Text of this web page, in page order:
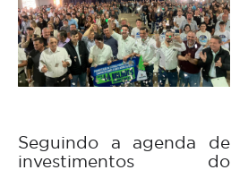
Seguindo a agenda de
investimentos do